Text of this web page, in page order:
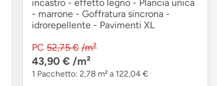
incastro - effetto legno - Plancia unica
- marrone - Goffratura sincrona -
idrorepellente - Pavimenti XL
PC 52,75 € /m²
43,90 € /m²
1 Pacchetto: 2,78 m² a 122,04 €